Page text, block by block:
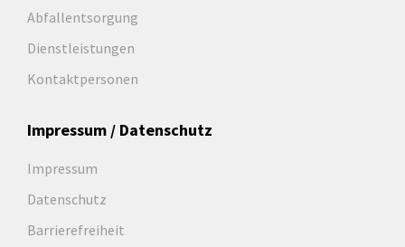
Abfallentsorgung
Dienstleistungen
Kontaktpersonen
Impressum / Datenschutz
Impressum
Datenschutz
Barrierefreiheit